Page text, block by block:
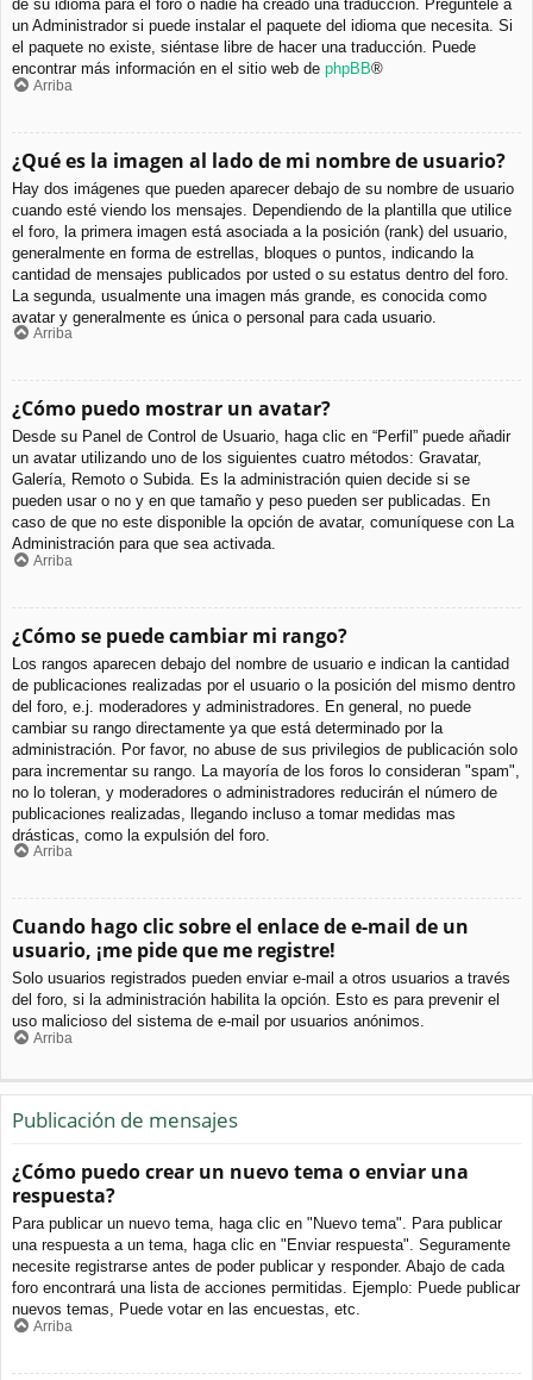
de su idioma para el foro o nadie ha creado una traducción. Pregúntele a
un Administrador si puede instalar el paquete del idioma que necesita. Si
el paquete no existe, siéntase libre de hacer una traducción. Puede
encontrar más información en el sitio web de phpBB®
Arriba
¿Qué es la imagen al lado de mi nombre de usuario?
Hay dos imágenes que pueden aparecer debajo de su nombre de usuario
cuando esté viendo los mensajes. Dependiendo de la plantilla que utilice
el foro, la primera imagen está asociada a la posición (rank) del usuario,
generalmente en forma de estrellas, bloques o puntos, indicando la
cantidad de mensajes publicados por usted o su estatus dentro del foro.
La segunda, usualmente una imagen más grande, es conocida como
avatar y generalmente es única o personal para cada usuario.
Arriba
¿Cómo puedo mostrar un avatar?
Desde su Panel de Control de Usuario, haga clic en “Perfil” puede añadir
un avatar utilizando uno de los siguientes cuatro métodos: Gravatar,
Galería, Remoto o Subida. Es la administración quien decide si se
pueden usar o no y en que tamaño y peso pueden ser publicadas. En
caso de que no este disponible la opción de avatar, comuníquese con La
Administración para que sea activada.
Arriba
¿Cómo se puede cambiar mi rango?
Los rangos aparecen debajo del nombre de usuario e indican la cantidad
de publicaciones realizadas por el usuario o la posición del mismo dentro
del foro, e.j. moderadores y administradores. En general, no puede
cambiar su rango directamente ya que está determinado por la
administración. Por favor, no abuse de sus privilegios de publicación solo
para incrementar su rango. La mayoría de los foros lo consideran "spam",
no lo toleran, y moderadores o administradores reducirán el número de
publicaciones realizadas, llegando incluso a tomar medidas mas
drásticas, como la expulsión del foro.
Arriba
Cuando hago clic sobre el enlace de e-mail de un
usuario, ¡me pide que me registre!
Solo usuarios registrados pueden enviar e-mail a otros usuarios a través
del foro, si la administración habilita la opción. Esto es para prevenir el
uso malicioso del sistema de e-mail por usuarios anónimos.
Arriba
Publicación de mensajes
¿Cómo puedo crear un nuevo tema o enviar una
respuesta?
Para publicar un nuevo tema, haga clic en "Nuevo tema". Para publicar
una respuesta a un tema, haga clic en "Enviar respuesta". Seguramente
necesite registrarse antes de poder publicar y responder. Abajo de cada
foro encontrará una lista de acciones permitidas. Ejemplo: Puede publicar
nuevos temas, Puede votar en las encuestas, etc.
Arriba